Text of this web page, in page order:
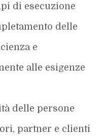
di esecuzione
delle
e
alle esigenze
delle persone
partner e clienti